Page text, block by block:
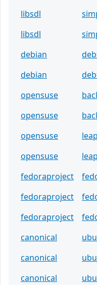
libsdl
libsdl
debian
debian
opensuse
opensuse
opensuse
leap
opensuse
leap
fedoraproject
fedoraproject
fedoraproject
canonical
canonical
canonical